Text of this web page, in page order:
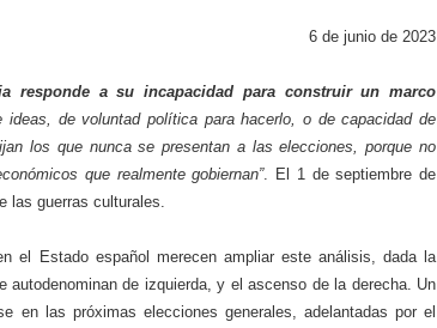
6 de junio de 2023
responde a su incapacidad para construir un marco
ideas, de voluntad política para hacerlo, o de capacidad de
los que nunca se presentan a las elecciones, porque no
que realmente gobiernan”. El 1 de septiembre de
las guerras culturales.
el Estado español merecen ampliar este análisis, dada la
autodenominan de izquierda, y el ascenso de la derecha. Un
en las próximas elecciones generales, adelantadas por el